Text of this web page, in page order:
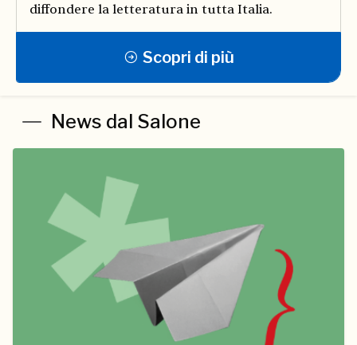
diffondere la letteratura in tutta Italia.
Scopri di più
News dal Salone